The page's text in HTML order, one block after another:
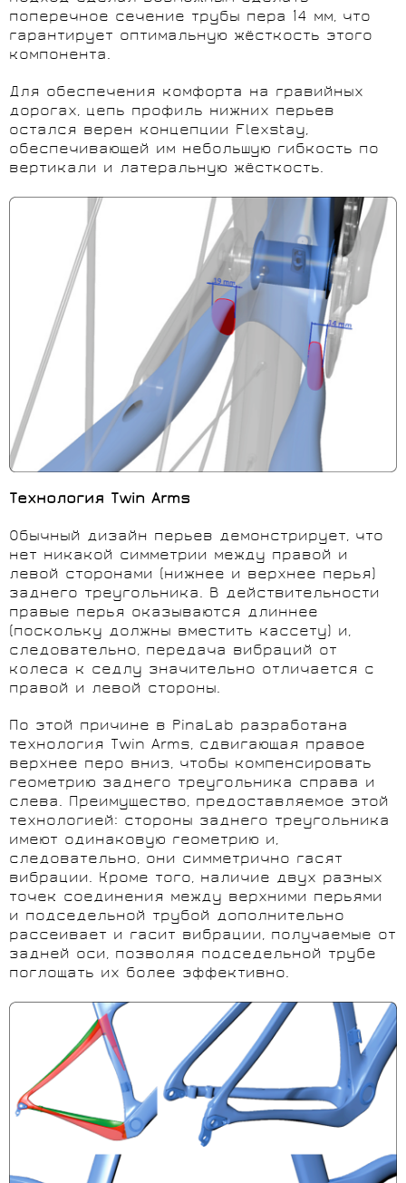
поперечное сечение трубы пера 14 мм, что
гарантирует оптимальную жёсткость этого
компонента.
Для обеспечения комфорта на гравийных
дорогах, цепь профиль нижних перьев
остался верен концепции Flexstay,
обеспечивающей им небольшую гибкость по
вертикали и латеральную жёсткость.
Технология Twin Arms
Обычный дизайн перьев демонстрирует, что
нет никакой симметрии между правой и
левой сторонами (нижнее и верхнее перья)
заднего треугольника. В действительности
правые перья оказываются длиннее
(поскольку должны вместить кассету) и,
следовательно, передача вибраций от
колеса к седлу значительно отличается с
правой и левой стороны.
По этой причине в PinaLab разработана
технология Twin Arms, сдвигающая правое
верхнее перо вниз, чтобы компенсировать
геометрию заднего треугольника справа и
слева. Преимущество, предоставляемое этой
технологией: стороны заднего треугольника
имеют одинаковую геометрию и,
следовательно, они симметрично гасят
вибрации. Кроме того, наличие двух разных
точек соединения между верхними перьями
и подседельной трубой дополнительно
рассеивает и гасит вибрации, получаемые от
задней оси, позволяя подседельной трубе
поглощать их более эффективно.